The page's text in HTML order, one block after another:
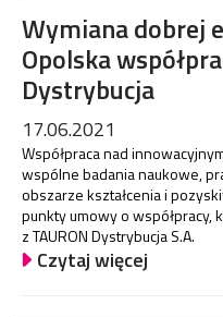
Wymiana dobrej
Opolska
Dystrybucja
17.06.2021
Współpraca nad
wspólne badania naukowe,
obszarze kształcenia i
punkty umowy o współpracy,
z TAURON Dystrybucja S.A.
Czytaj więcej